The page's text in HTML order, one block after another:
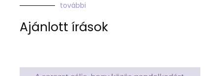
további
Ajánlott írások